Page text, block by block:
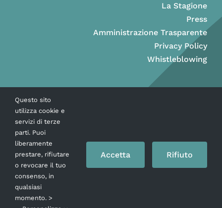
La Stagione
Press
Amministrazione Trasparente
Privacy Policy
Whistleblowing
Copyright © Ass. Teatro Stabile della Città di Napoli 2026
Questo sito
utilizza cookie e
servizi di terze
parti. Puoi
liberamente
prestare, rifiutare
o revocare il tuo
consenso, in
qualsiasi
momento. >
Accetta Rifiuto